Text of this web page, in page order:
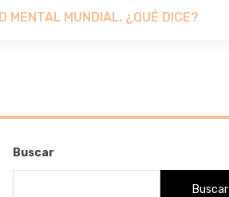
MENTAL MUNDIAL. ¿QUÉ DICE?
Buscar
Buscar